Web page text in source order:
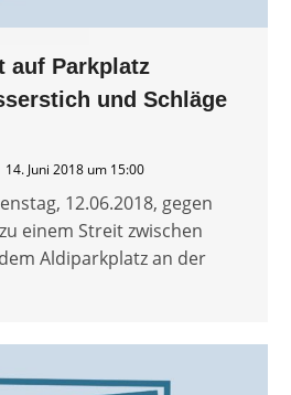
auf Parkplatz
und Schläge
14. Juni 2018 um 15:00
12.06.2018, gegen
einem Streit zwischen
Aldiparkplatz an der